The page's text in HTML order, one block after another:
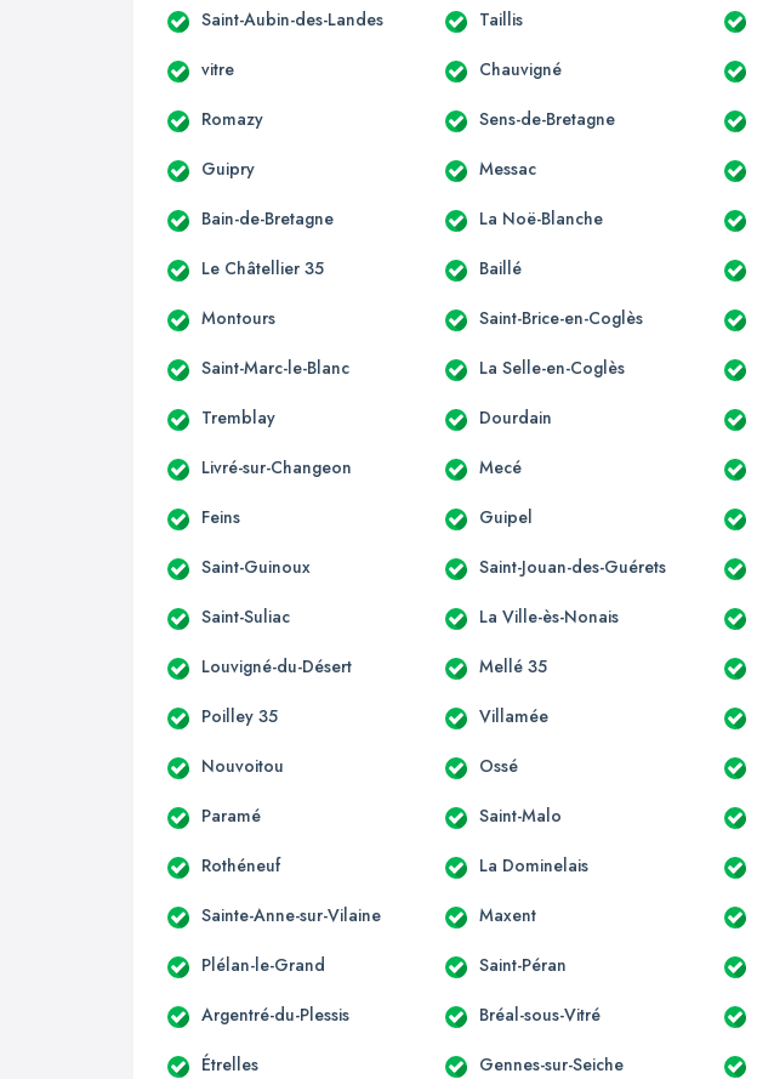
Saint-Aubin-des-Landes Taillis
vitre Chauvigné
Romazy Sens-de-Bretagne
Guipry Messac
Bain-de-Bretagne La Noë-Blanche
Le Châtellier 35 Baillé
Montours Saint-Brice-en-Coglès
Saint-Marc-le-Blanc La Selle-en-Coglès
Tremblay Dourdain
Livré-sur-Changeon Mecé
Feins Guipel
Saint-Guinoux Saint-Jouan-des-Guérets
Saint-Suliac La Ville-ès-Nonais
Louvigné-du-Désert Mellé 35
Poilley 35 Villamée
Nouvoitou Ossé
Paramé Saint-Malo
Rothéneuf La Dominelais
Sainte-Anne-sur-Vilaine Maxent
Plélan-le-Grand Saint-Péran
Argentré-du-Plessis Bréal-sous-Vitré
Étrelles Gennes-sur-Seiche